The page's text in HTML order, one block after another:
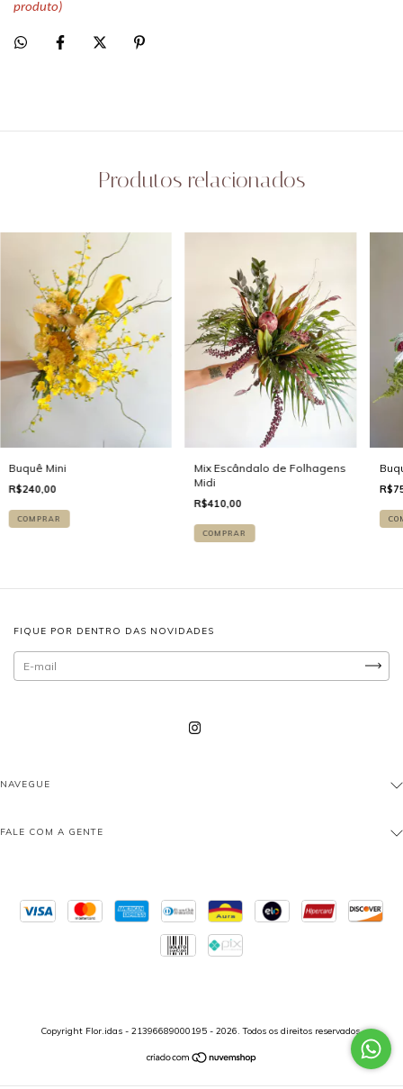
produto)
Produtos relacionados
Buquê Mini
R$240,00
COMPRAR
Mix Escândalo de Folhagens
Midi
R$410,00
COMPRAR
FIQUE POR DENTRO DAS NOVIDADES
NAVEGUE
FALE COM A GENTE
Copyright Flor.idas - 21396689000195 - 2026. Todos os direitos reservados.